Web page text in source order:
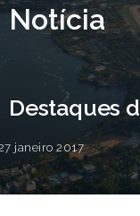
Notícia
Destaques
janeiro 2017